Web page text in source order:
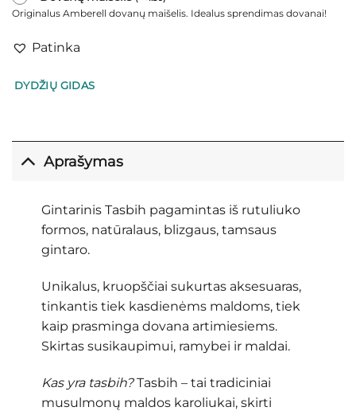
Originalus Amberell dovanų maišelis. Idealus sprendimas dovanai!
Patinka
DYDŽIŲ GIDAS
Aprašymas
Gintarinis Tasbih pagamintas iš rutuliuko
formos, natūralaus, blizgaus, tamsaus
gintaro.
Unikalus, kruopščiai sukurtas aksesuaras,
tinkantis tiek kasdienėms maldoms, tiek
kaip prasminga dovana artimiesiems.
Skirtas susikaupimui, ramybei ir maldai.
Kas yra tasbih?Tasbih – tai tradiciniai
musulmonų maldos karoliukai, skirti